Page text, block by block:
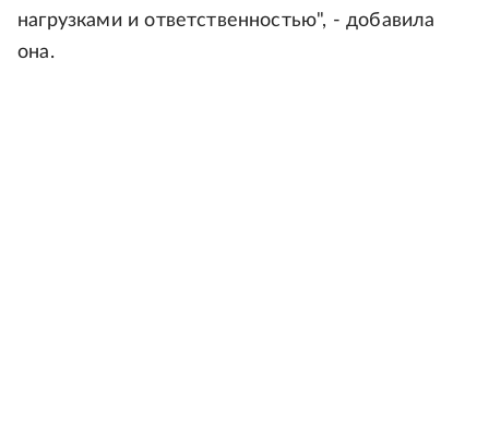
нагрузками и ответственностью", - добавила
она.